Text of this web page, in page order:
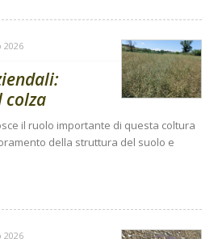
2026
colza
il ruolo importante di questa coltura
della struttura del suolo e
2026